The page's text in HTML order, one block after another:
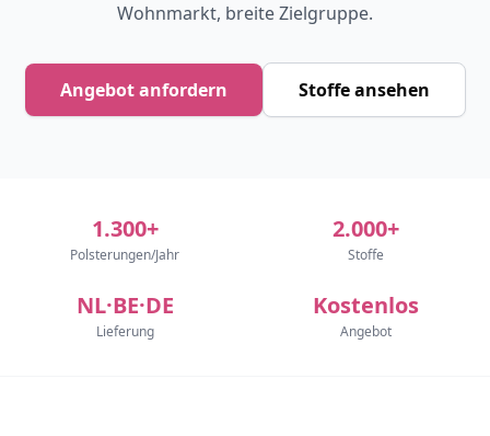
Wohnmarkt, breite Zielgruppe.
Angebot anfordern Stoffe ansehen
1.300+
Polsterungen/Jahr
2.000+
Stoffe
NL·BE·DE
Lieferung
Kostenlos
Angebot